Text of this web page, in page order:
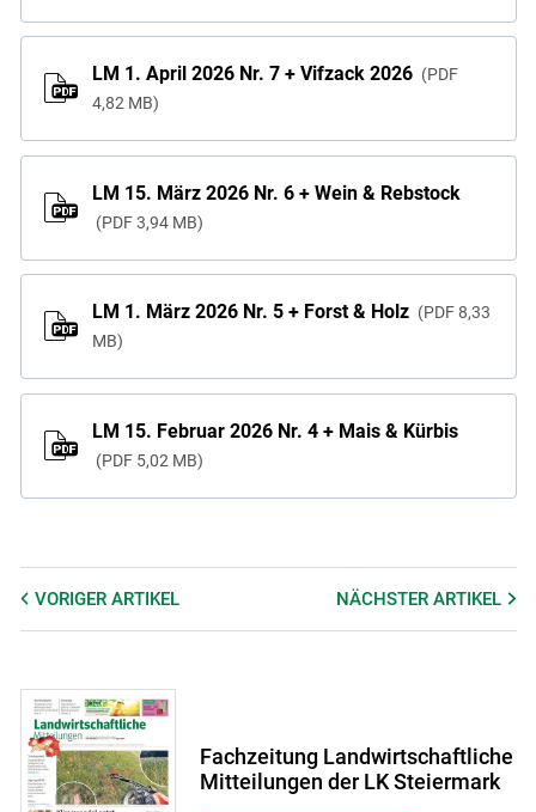
LM 1. April 2026 Nr. 7 + Vifzack 2026
PDF
4,82 MB
LM 15. März 2026 Nr. 6 + Wein & Rebstock
PDF 3,94 MB
LM 1. März 2026 Nr. 5 + Forst & Holz PDF 8,33
MB
LM 15. Februar 2026 Nr. 4 + Mais & Kürbis
PDF 5,02 MB
VORIGER ARTIKEL NÄCHSTERARTIKEL
Fachzeitung Landwirtschaftliche
Mitteilungen der LK Steiermark